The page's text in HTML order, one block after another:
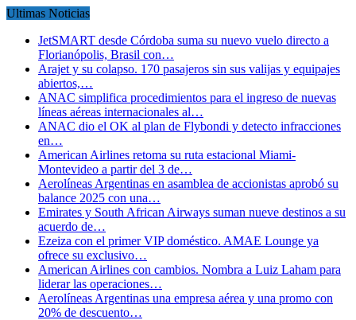
Ultimas Noticias
JetSMART desde Córdoba suma su nuevo vuelo directo a
Florianópolis, Brasil con…
Arajet y su colapso. 170 pasajeros sin sus valijas y equipajes
abiertos,…
ANAC simplifica procedimientos para el ingreso de nuevas
líneas aéreas internacionales al…
ANAC dio el OK al plan de Flybondi y detecto infracciones
en…
American Airlines retoma su ruta estacional Miami-
Montevideo a partir del 3 de…
Aerolíneas Argentinas en asamblea de accionistas aprobó su
balance 2025 con una…
Emirates y South African Airways suman nueve destinos a su
acuerdo de…
Ezeiza con el primer VIP doméstico. AMAE Lounge ya
ofrece su exclusivo…
American Airlines con cambios. Nombra a Luiz Laham para
liderar las operaciones…
Aerolíneas Argentinas una empresa aérea y una promo con
20% de descuento…